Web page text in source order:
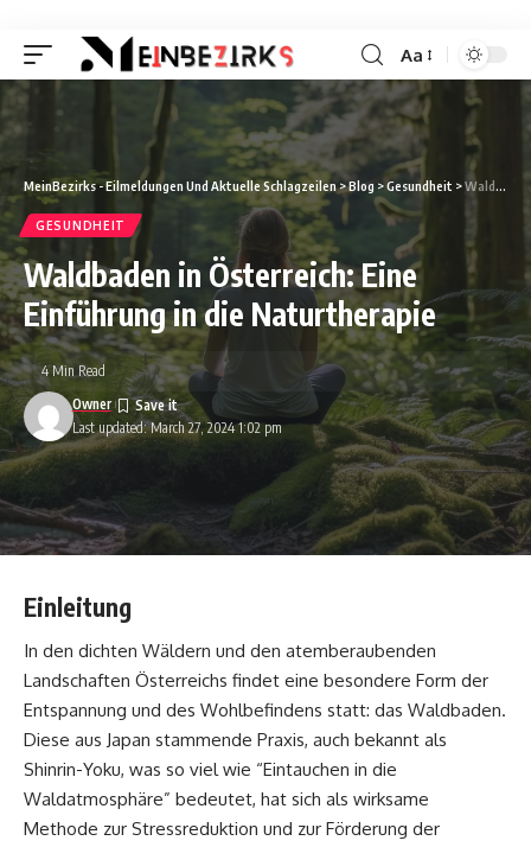
Font
Resizer
Aa
MeinBezirks - Eilmeldungen Und Aktuelle Schlagzeilen>Blog >Gesundheit >Waldbaden in Österreich: Eine Einführung in die Naturtherapie
GESUNDHEIT
Waldbaden in Österreich: Eine
Einführung in die Naturtherapie
Last updated: March 27, 2024 1:02 pm
Owner
4 Min Read
Einleitung
In den dichten Wäldern und den atemberaubenden
Landschaften Österreichs findet eine besondere Form der
Entspannung und des Wohlbefindens statt: das Waldbaden.
Diese aus Japan stammende Praxis, auch bekannt als
Shinrin-Yoku, was so viel wie “Eintauchen in die
Waldatmosphäre” bedeutet, hat sich als wirksame
Methode zur Stressreduktion und zur Förderung der